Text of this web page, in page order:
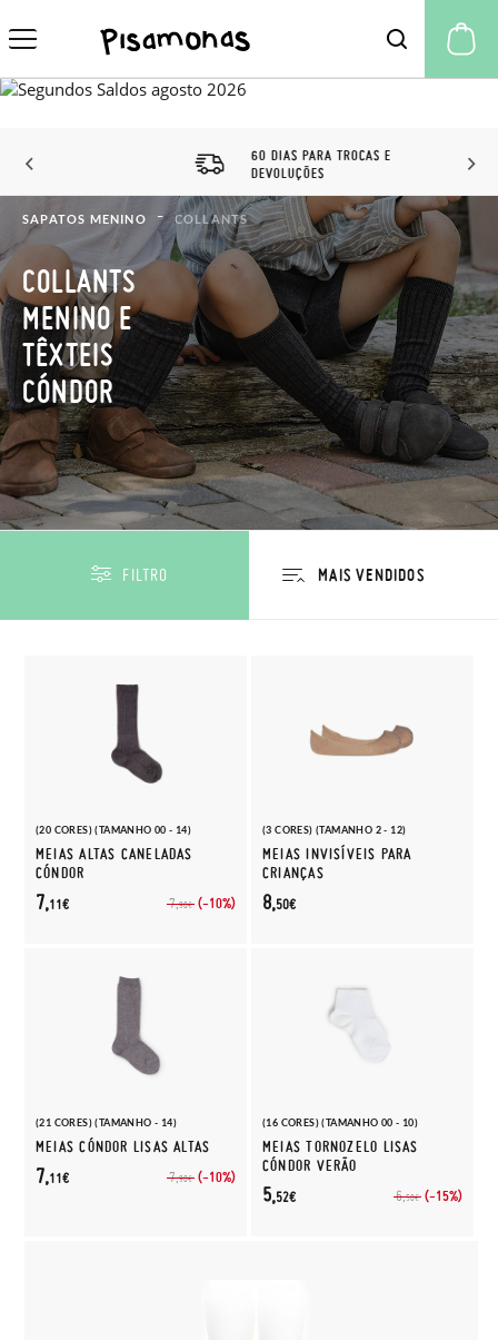
60 DIAS PARA TROCAS E
DEVOLUÇÕES
SAPATOS MENINO COLLANTS
COLLANTS
MENINO E
TÊXTEIS
CÓNDOR
FILTRO
(20 CORES) (TAMANHO 00 - 14)
MEIAS ALTAS CANELADAS
CÓNDOR
7,90€ (-10%)
7,11€
(3 CORES) (TAMANHO 2 - 12)
MEIAS INVISÍVEIS PARA
CRIANÇAS
8,50€
(21 CORES) (TAMANHO - 14)
MEIAS CÓNDOR LISAS ALTAS
7,90€ (-10%)
7,11€
(16 CORES) (TAMANHO 00 - 10)
MEIAS TORNOZELO LISAS
CÓNDOR VERÃO
6,50€ (-15%)
5,52€